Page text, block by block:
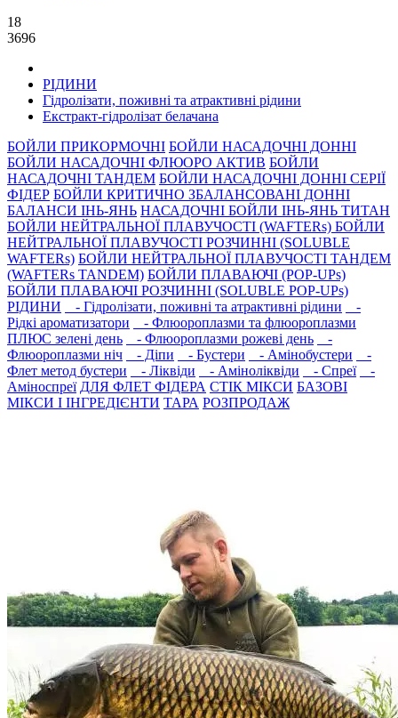
18
3696
РIДИНИ
Гідролізати, поживні та атрактивнi рідини
Екстракт-гідролізат белачана
БОЙЛИ ПРИКОРМОЧНI БОЙЛИ НАСАДОЧНI ДОННI
БОЙЛИ НАСАДОЧНІ ФЛЮОРО АКТИВ БОЙЛИ
НАСАДОЧНІ ТАНДЕМ БОЙЛИ НАСАДОЧНI ДОННI СЕРIÏ
ФIДЕР БОЙЛИ КРИТИЧНО ЗБАЛАНСОВАНІ ДОННІ
БАЛАНСИ ІНЬ-ЯНЬ НАСАДОЧНІ БОЙЛИ ІНЬ-ЯНЬ ТИТАН
БОЙЛИ НЕЙТРАЛЬНОÏ ПЛАВУЧОСТI (WAFTERs) БОЙЛИ
НЕЙТРАЛЬНОЇ ПЛАВУЧОСТІ РОЗЧИННІ (SOLUBLE
WAFTERs) БОЙЛИ НЕЙТРАЛЬНОЇ ПЛАВУЧОСТІ ТАНДЕМ
(WAFTERs TANDEM) БОЙЛИ ПЛАВАЮЧІ (POP-UPs)
БОЙЛИ ПЛАВАЮЧI РОЗЧИННI (SOLUBLE POP-UPs)
РIДИНИ
- Гідролізати, поживні та атрактивнi рідини
-
Рідкі ароматизатори
- Флюороплазми та флюороплазми
ПЛЮС зелені день
- Флюороплазми рожеві день
-
Флюороплазми ніч
- Дiпи - Бустери - Амінобустери
-
Флет метод бустери
- Лiквiди - Амiнолiквiди - Спреї
-
Амiноспреї ДЛЯ ФЛЕТ ФІДЕРА СТIК МIКСИ БАЗОВІ
МІКСИ І ІНГРЕДІЄНТИ ТАРА РОЗПРОДАЖ